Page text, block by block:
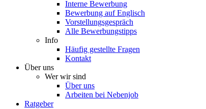
Interne Bewerbung
Bewerbung auf Englisch
Vorstellungsgespräch
Alle Bewerbungstipps
Info
Häufig gestellte Fragen
Kontakt
Über uns
Wer wir sind
Über uns
Arbeiten bei Nebenjob
Ratgeber